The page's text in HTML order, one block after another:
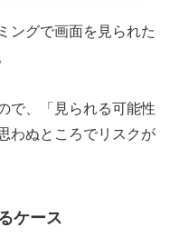
ングで画面を見られた
で、「見られる可能性
わぬところでリスクが
ケース